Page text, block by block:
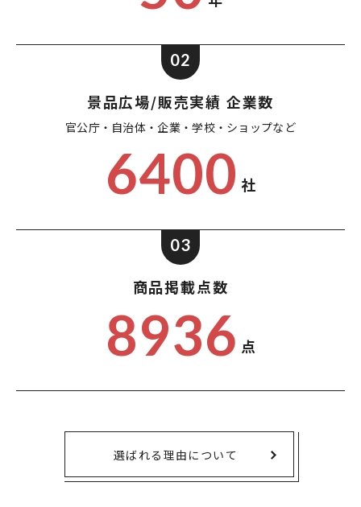
02
景品広場/販売実績 企業数
官公庁・自治体・企業・学校・ショップなど
6400 社
03
商品掲載点数
8936 点
選ばれる理由について